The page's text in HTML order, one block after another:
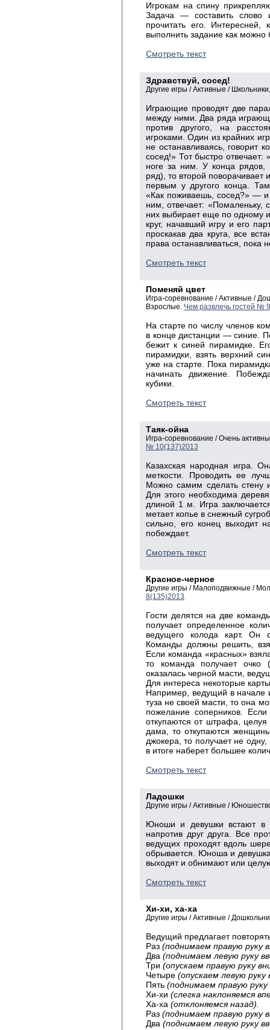
Игрокам на спину
Задача — составить слово
прочитать его. Интересней,
выполнить задание как можно
Смотреть текст
Здравствуй, сосед!
Другие игры / Активные /
Играющие проводят две
между ними. Два ряда
против другого, на
игроками. Один из крайних
не останавливаясь, говорит
сосед!» Тот быстро
ноге за ним. У конца рядов,
ряд), то второй поворачивает
первым у другого конца.
«Как поживаешь, сосед?» — и
ним, отвечает: «Помаленьку,
них выбирает еще по одному
круг, начавший игру и его
проскакав два круга, все
права останавливаться, пока
Смотреть текст
Поменяй цвет
Игра-соревнование / Активные /
Взрослые. Чем развлечь гостей №
На старте по числу членов
в конце дистанции — синие.
бежит к синей пирамидке.
пирамидки, взять верхний
уже на старте. Пока
начинать движение.
кубики.
Смотреть текст
Таяк-ойна
Игра-соревнование / Очень
№ 10(137)2013
Казахская народная игра.
меткости. Проводить ее
Можно самим сделать стену
Для этого необходима
длиной 1 м. Игра
метает копье в снежный
сильно, его конец выходит
побеждает.
Смотреть текст
Красное-черное
Другие игры / Малоподвижные /
8(135)2013
Гости делятся на две
получает определенное
ведущего колода карт. Он
Команды должны решить,
Если команда «красных»
то команда получает очко
оказалась черной масти,
Для интереса некоторые
Например, ведущий в начале
туза не своей масти, то она
пожелание соперников.
откупаются от штрафа,
дама, то откупаются
джокера, то получает не
в итоге наберет большее
Смотреть текст
Ладошки
Другие игры / Активные /
Юноши и девушки встают в
напротив друг друга. Все
ведущих проходят вдоль
обрывается. Юноша и
выходят и обнимают или
Смотреть текст
Хи-хи, ха-ха
Другие игры / Активные /
Ведущий предлагает
Раз (поднимаем правую руку
Два (поднимаем левую руку
Три (опускаем правую руку
Четыре (опускаем левую руку
Пять (поднимаем правую руку
Хи-хи (слегка наклоняемся
Ха-ха (отклоняемся назад).
Раз (поднимаем правую руку
Два (поднимаем левую руку